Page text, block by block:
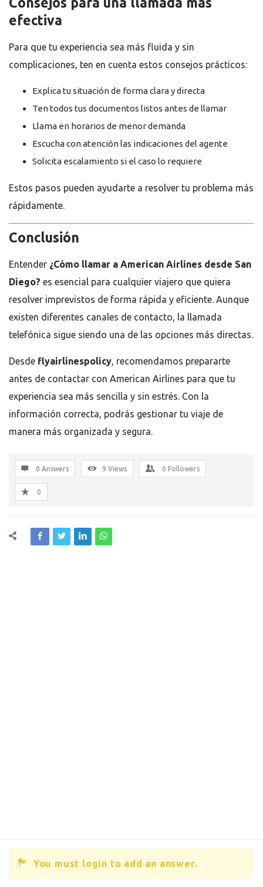
efectiva
Para que tu experiencia sea más fluida y sin
complicaciones, ten en cuenta estos consejos prácticos:
Explica tu situación de forma clara y directa
Ten todos tus documentos listos antes de llamar
Llama en horarios de menor demanda
Escucha con atención las indicaciones del agente
Solicita escalamiento si el caso lo requiere
Estos pasos pueden ayudarte a resolver tu problema más
rápidamente.
Conclusión
Entender ¿Cómo llamar a American Airlines desde San
Diego? es esencial para cualquier viajero que quiera
resolver imprevistos de forma rápida y eficiente. Aunque
existen diferentes canales de contacto, la llamada
telefónica sigue siendo una de las opciones más directas.
Desde flyairlinespolicy , recomendamos prepararte
antes de contactar con American Airlines para que tu
experiencia sea más sencilla y sin estrés. Con la
información correcta, podrás gestionar tu viaje de
manera más organizada y segura.
0 Answers 9 Views 0 Followers
0
You must login to add an answer.